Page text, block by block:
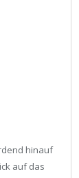
hinauf
auf das